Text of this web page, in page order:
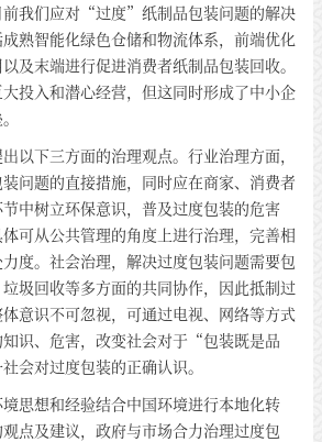
前我们应对“过度”纸制品包装问题的解决
熟智能化绿色仓储和物流体系，前端优化
及末端进行促进消费者纸制品包装回收。
投入和潜心经营，但这同时形成了中小企
以下三方面的治理观点。行业治理方面，
问题的直接措施，同时应在商家、消费者
中树立环保意识，普及过度包装的危害
可从公共管理的角度上进行治理，完善相
度。社会治理，解决过度包装问题需要包
圾回收等多方面的共同协作，因此抵制过
意识不可忽视，可通过电视、网络等方式
识、危害，改变社会对于“包装既是品
会对过度包装的正确认识。
思想和经验结合中国环境进行本地化转
点及建议，政府与市场合力治理过度包